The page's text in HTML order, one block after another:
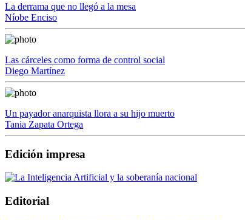
La derrama que no llegó a la mesa
Níobe Enciso
Las cárceles como forma de control social
Diego Martínez
Un payador anarquista llora a su hijo muerto
Tania Zapata Ortega
Edición impresa
Editorial